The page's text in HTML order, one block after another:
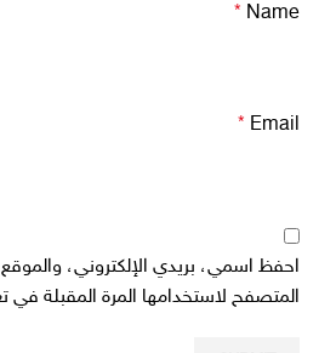
Name
*
Email
*
احفظ اسمي، بريدي الإلكتروني،
المتصفح لاستخدامها المرة المقبلة في